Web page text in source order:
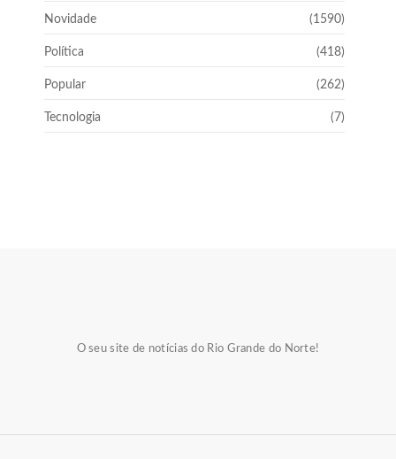
Novidade (1590)
Política (418)
Popular (262)
Tecnologia (7)
O seu site de notícias do Rio Grande do Norte!